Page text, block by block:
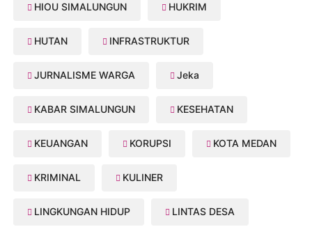
HIOU SIMALUNGUN HUKRIM
HUTAN INFRASTRUKTUR
JURNALISME WARGA Jeka
KABAR SIMALUNGUN KESEHATAN
KEUANGAN KORUPSI KOTA MEDAN
KRIMINAL KULINER
LINGKUNGAN HIDUP LINTAS DESA